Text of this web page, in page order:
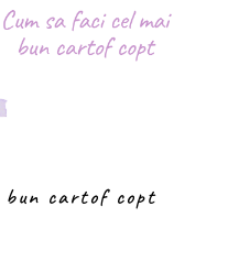
bun cartof copt